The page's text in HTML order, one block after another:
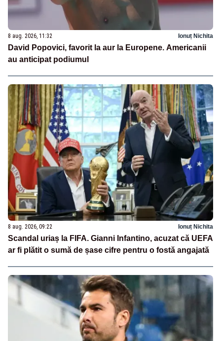
8 aug. 2026, 11:32 Ionuț Nichita
David Popovici, favorit la aur la Europene. Americanii
au anticipat podiumul
8 aug. 2026, 09:22 Ionuț Nichita
Scandal uriaș la FIFA. Gianni Infantino, acuzat că UEFA
ar fi plătit o sumă de șase cifre pentru o fostă angajată